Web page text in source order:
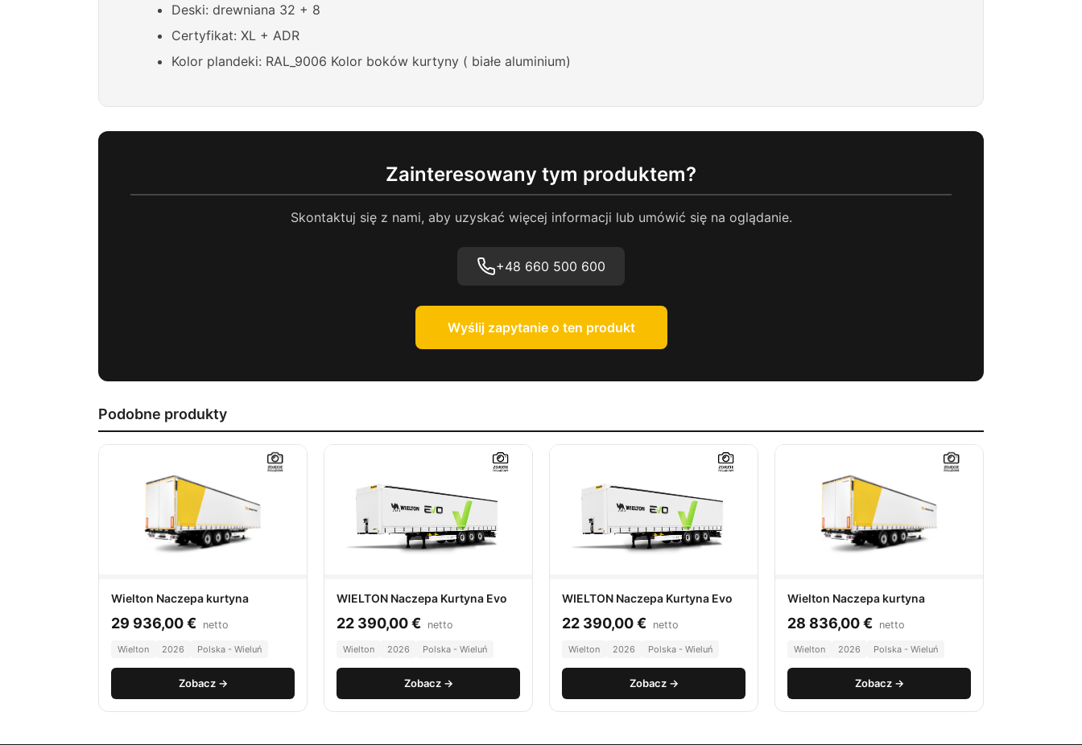
Deski: drewniana 32 + 8
Certyfikat: XL + ADR
Kolor plandeki: RAL_9006 Kolor boków kurtyny ( białe aluminium)
Zainteresowany tym produktem?
Skontaktuj się z nami, aby uzyskać więcej informacji lub umówić się na oglądanie.
+48 660 500 600
Wyślij zapytanie o ten produkt
Podobne produkty
Wielton Naczepa kurtyna
29 936,00€ netto
Wielton 2026 Polska - Wieluń
Zobacz →
WIELTON Naczepa Kurtyna Evo
22 390,00€ netto
Wielton 2026 Polska - Wieluń
Zobacz →
WIELTON Naczepa Kurtyna Evo
22 390,00€ netto
Wielton 2026 Polska - Wieluń
Zobacz →
Wielton Naczepa kurtyna
28 836,00€ netto
Wielton 2026 Polska - Wieluń
Zobacz →